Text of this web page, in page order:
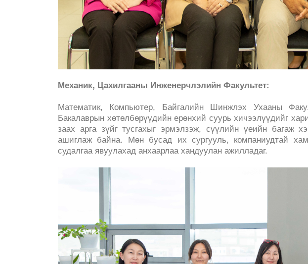
Механик, Цахилгааны Инженерчлэлийн Факультет:
Математик, Компьютер, Байгалийн Шинжлэх Ухааны
Бакалаврын хөтөлбөрүүдийн ерөнхий суурь хичээлүүдийг
заах арга зүйг тусгахыг эрмэлзэж, сүүлийн үеийн багаж
ашиглаж байна. Мөн бусад их сургууль, компаниудтай
судалгаа явуулахад анхаарлаа хандуулан ажилладаг.